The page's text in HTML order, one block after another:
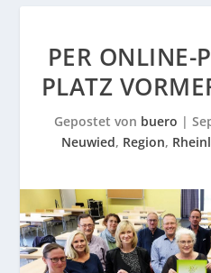
PER ONLINE-
PLATZ
Gepostet von buero |
Neuwied, Region,